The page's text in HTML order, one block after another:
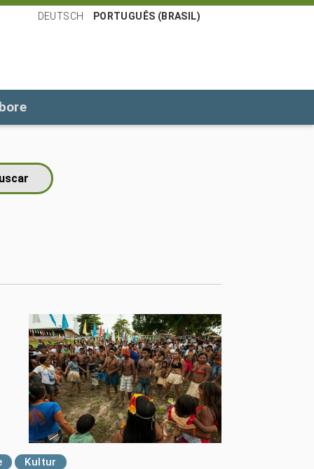
DEUTSCH PORTUGUÊS (BRASIL)
Kultur